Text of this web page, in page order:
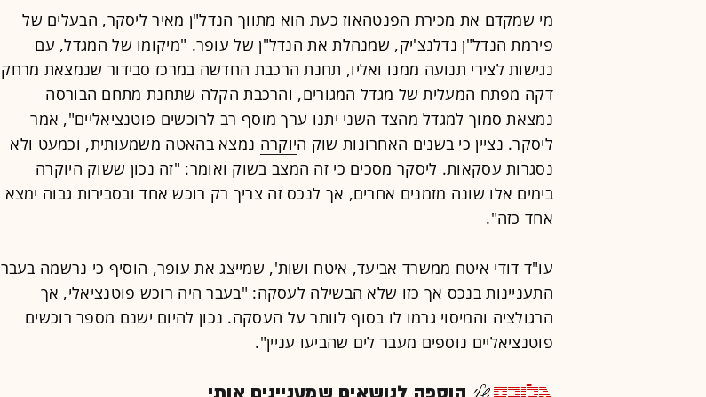
מי שמקדם את מכירת הפנטהאוז כעת הוא מתווך הנדל"ן מאיר ליסקר, הבעלים של
פירמת הנדל"ן נדלנצ'יק, שמנהלת את הנדל"ן של עופר. "מיקומו של המגדל, עם
נגישות לצירי תנועה ממנו ואליו, תחנת הרכבת החדשה במרכז סבידור שנמצאת מרחק
דקה מפתח המעלית של מגדל המגורים, והרכבת הקלה שתחנת מתחם הבורסה
נמצאת סמוך למגדל מהצד השני יתנו ערך מוסף רב לרוכשים פוטנציאליים", אמר
ליסקר. נציין כי בשנים האחרונות שוק היוקרה נמצא בהאטה משמעותית, וכמעט ולא
נסגרות עסקאות. ליסקר מסכים כי זה המצב בשוק ואומר: "זה נכון ששוק היוקרה
בימים אלו שונה מזמנים אחרים, אך לנכס זה צריך רק רוכש אחד ובסבירות גבוה ימצא
אחד כזה".
עו"ד דודי איטח ממשרד אביעד, איטח ושות', שמייצג את עופר, הוסיף כי נרשמה בעבר
התעניינות בנכס אך כזו שלא הבשילה לעסקה: "בעבר היה רוכש פוטנציאלי, אך
הרגולציה והמיסוי גרמו לו בסוף לוותר על העסקה. נכון להיום ישנם מספר רוכשים
פוטנציאליים נוספים מעבר לים שהביעו עניין".